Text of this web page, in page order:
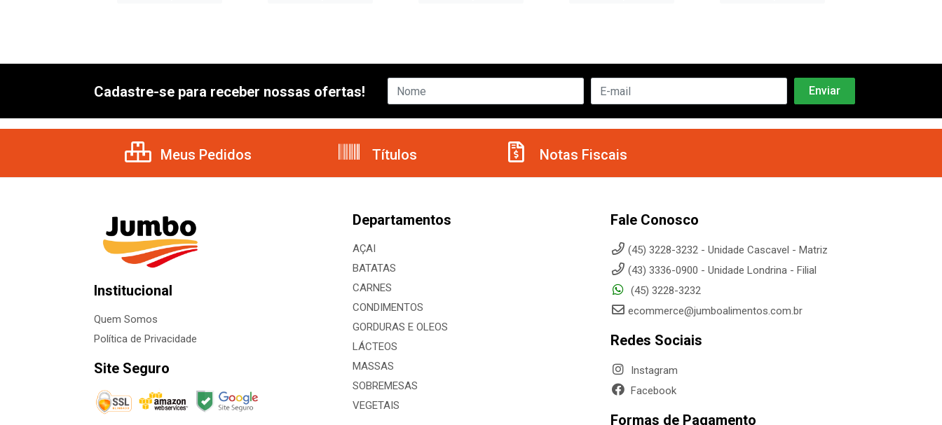
Cadastre-se para receber nossas ofertas!
Meus Pedidos Títulos Notas Fiscais
Institucional
Quem Somos
Política de Privacidade
Site Seguro
Departamentos
AÇAI
BATATAS
CARNES
CONDIMENTOS
GORDURAS E OLEOS
LÁCTEOS
MASSAS
SOBREMESAS
VEGETAIS
Fale Conosco
(45) 3228-3232 - Unidade Cascavel - Matriz
(43) 3336-0900 - Unidade Londrina - Filial
(45) 3228-3232
ecommerce@jumboalimentos.com.br
Redes Sociais
Instagram
Facebook
Formas de Pagamento